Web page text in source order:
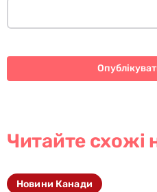
Читайте схожі
Новини Канади